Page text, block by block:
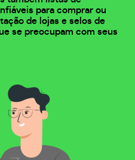
para comprar ou
de lojas e selos de
se preocupam com seus